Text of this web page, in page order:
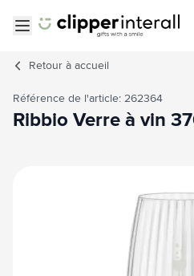
Retour à accueil
Référence de l'article: 262364
Ribbio Verre à vin